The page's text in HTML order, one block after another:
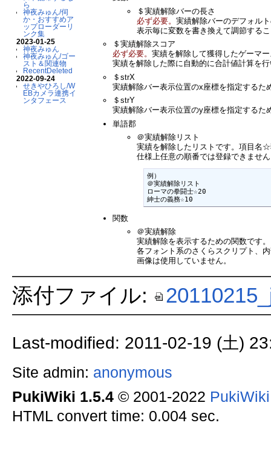
ら
神夜みゅん/伺
か・おすすめア
ップローダーリ
ンク集
2023-01-25
神夜みゅん
神夜みゅん/ゴー
スト＆関連物
RecentDeleted
2022-09-24
せきやひろし/W
EBカメラ連携イ
ンタフェース
＄実績解除バーの長さ
必ず必要。実績解除バーのデフォル
表示毎に変数を書き換えて調節する
＄実績解除スコア
必ず必要。実績を解除して獲得したゲーマ
実績を解除した際に自動的に合計値計算を
＄strX
実績解除バー表示位置のx座標を指定するた
＄strY
実績解除バー表示位置のy座標を指定するた
単語郡
＠実績解除リスト
実績を解除したリストです。項目名
仕様上任意の順番では登録できませ
例）
＠実績解除リスト
ローマの拳闘士☆20
紳士の義務☆10
関数
＠実績解除
実績解除を表示するための関数です。
各フォント系のさくらスクリプト、
画像は使用していません。
添付ファイル:
Last-modified: 2011-02-19 (土)
Site admin: anonymous
PukiWiki 1.5.4© 2001-2022
HTML convert time: 0.004 sec.